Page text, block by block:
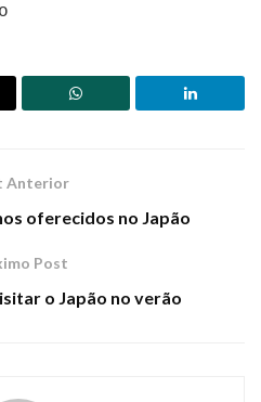
Anterior
oferecidos no Japão
Post
o Japão no verão